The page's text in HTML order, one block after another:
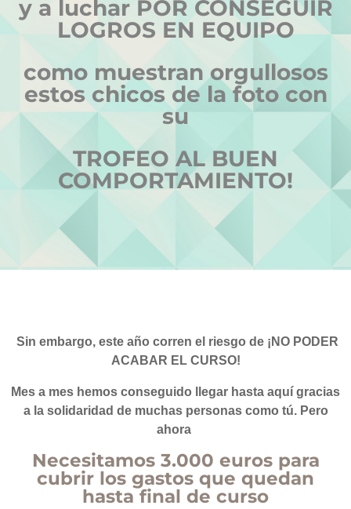
y a luchar POR CONSEGUIR
LOGROS EN EQUIPO
como muestran orgullosos
estos chicos de la foto con
su
TROFEO AL BUEN
COMPORTAMIENTO!
Sin embargo, este año corren el riesgo de ¡NO PODER
ACABAR EL CURSO!
Mes a mes hemos conseguido llegar hasta aquí gracias
a la solidaridad de muchas personas como tú. Pero
ahora
Necesitamos 3.000 euros para
cubrir los gastos que quedan
hasta final de curso